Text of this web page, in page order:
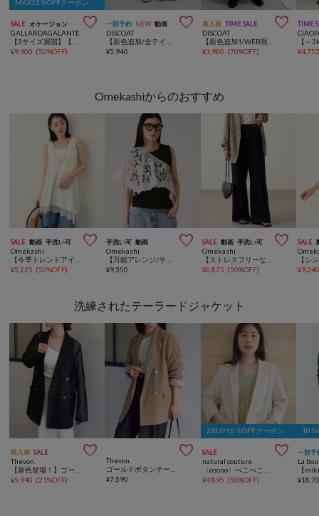
MAX15％OFFクーポン
SALE オケージョン 
GALLARDAGALANTE
¥9,900 (50%OFF)
一部予約 NEW 動画 
DISCOAT
¥5,940
再入荷 TIME SALE 
DISCOAT
¥1,980 (70%OFF)
TIME
¥
Omekashiからのおすすめ
SALE 動画 手洗い可 
Omekashi
【今季トレンドアイテム】レースキャミチュニック
¥5,225 (50%OFF)
手洗い可 動画 
Omekashi
【万能アレンジ/サイズ調整可能】マルチレーススカーフ
¥9,350
SALE 動画 手洗い可 
Omekashi
【ストレスフリーな履き心地◎】刺繍ポンチイージーパンツ
¥6,875 (50%OFF)
SALE
¥
洗練されたテーラードジャケット
再入荷 SALE 
Thevon.
¥5,940 (21%OFF)

Thevon.
¥7,590
2BUY10％OFFクーポン
SALE 
natural couture
¥4,895 (50%OFF)
10％
一部予
La
¥